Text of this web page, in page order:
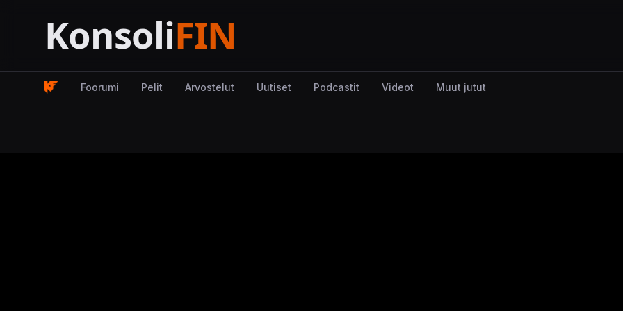
Foorumi Pelit Arvostelut Uutiset Podcastit Videot Muut jutut